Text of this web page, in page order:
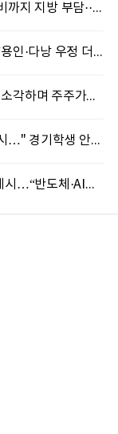
추미애, 재정개혁 촉구…"국가직 소방 인건비까지 지방 부담···이대로는 못 버틴다"
이상일, 한국-베트남 페스티벌 주빈 참석…“용인·다낭 우정 더 깊어질 것”
판타지오 남궁견 회장, 130억 규모 CB 전량 소각하며 주주가치 제고 박차
안민석, 개학 앞두고 폭염 대응 특별점검 지시…" 경기학생 안전 최우선"
이상일, 베트남 다낭서 'AI 도시 용인' 비전 제시…“반도체·AI로 시민 삶 바꾼다”